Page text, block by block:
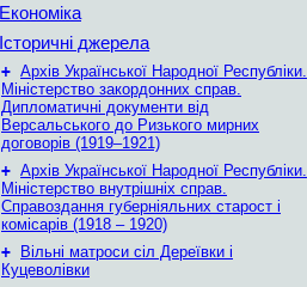
Економіка
Історичні джерела
+ Архів Української Народної Республіки.
Міністерство закордонних справ.
Дипломатичні документи від
Версальського до Ризького мирних
договорів (1919–1921)
+ Архів Української Народної Республіки.
Міністерство внутрішніх справ.
Справоздання губерніяльних старост і
комісарів (1918 – 1920)
+
Вільні матроси сіл Дереївки і
Куцеволівки